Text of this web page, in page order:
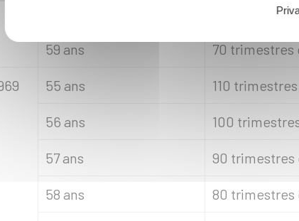
80
59 ans 70 trimestres
55 ans 110
56 ans 100
57 ans 90 trimestres
58 ans 80 trimestres